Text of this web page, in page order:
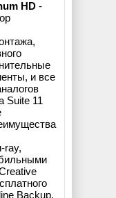
HD -
и все
Suite 11
ray,
Backup.